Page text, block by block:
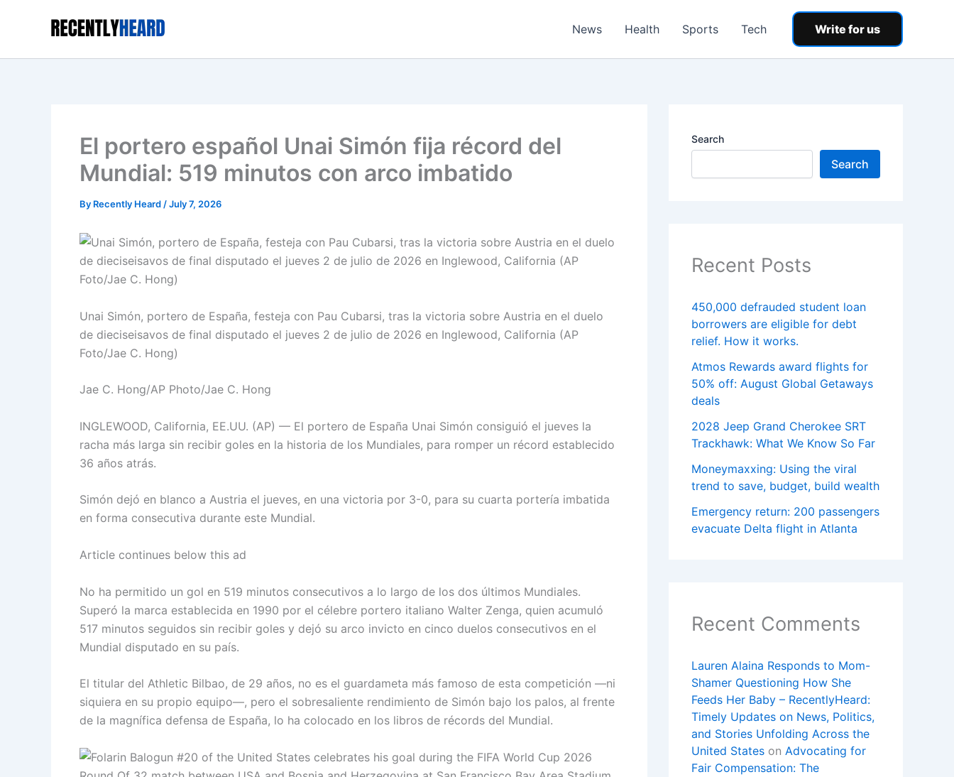
News Health Sports Tech Write for us
El portero español Unai Simón fija récord del
Mundial: 519 minutos con arco imbatido
By Recently Heard /July 7, 2026
Unai Simón, portero de España, festeja con Pau Cubarsi, tras la victoria sobre Austria en el duelo
de dieciseisavos de final disputado el jueves 2 de julio de 2026 en Inglewood, California (AP
Foto/Jae C. Hong)
Jae C. Hong/AP Photo/Jae C. Hong
INGLEWOOD, California, EE.UU. (AP) — El portero de España Unai Simón consiguió el jueves la
racha más larga sin recibir goles en la historia de los Mundiales, para romper un récord establecido
36 años atrás.
Simón dejó en blanco a Austria el jueves, en una victoria por 3-0, para su cuarta portería imbatida
en forma consecutiva durante este Mundial.
Article continues below this ad
No ha permitido un gol en 519 minutos consecutivos a lo largo de los dos últimos Mundiales.
Superó la marca establecida en 1990 por el célebre portero italiano Walter Zenga, quien acumuló
517 minutos seguidos sin recibir goles y dejó su arco invicto en cinco duelos consecutivos en el
Mundial disputado en su país.
El titular del Athletic Bilbao, de 29 años, no es el guardameta más famoso de esta competición —ni
siquiera en su propio equipo—, pero el sobresaliente rendimiento de Simón bajo los palos, al frente
de la magnífica defensa de España, lo ha colocado en los libros de récords del Mundial.
Search
Search
Recent Posts
450,000 defrauded student loan
borrowers are eligible for debt
relief. How it works.
Atmos Rewards award flights for
50% off: August Global Getaways
deals
2028 Jeep Grand Cherokee SRT
Trackhawk: What We Know So Far
Moneymaxxing: Using the viral
trend to save, budget, build wealth
Emergency return: 200 passengers
evacuate Delta flight in Atlanta
Recent Comments
Lauren Alaina Responds to Mom-
Shamer Questioning How She
Feeds Her Baby – RecentlyHeard:
Timely Updates on News, Politics,
and Stories Unfolding Across the
United States on Advocating for
Fair Compensation: The